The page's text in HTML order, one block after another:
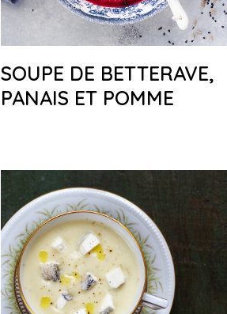
SOUPE DE BETTERAVE,
PANAIS ET POMME